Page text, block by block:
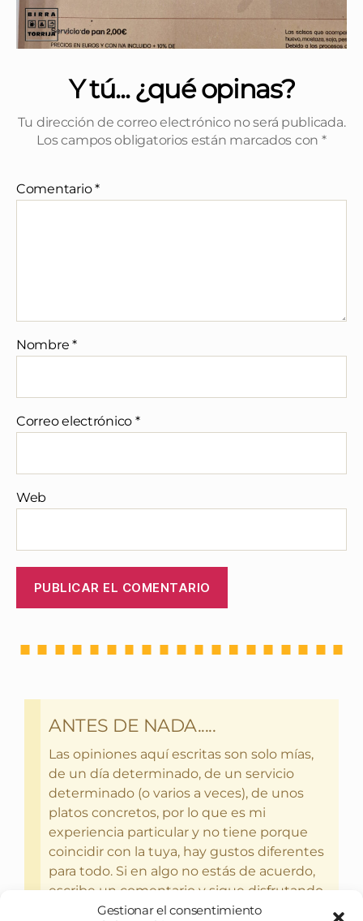
Gestionar el consentimiento
Y tú... ¿qué opinas?
Tu dirección de correo electrónico no será publicada.
Los campos obligatorios están marcados con *
Comentario*
Nombre*
Correo electrónico *
Web
ANTES DE NADA.....
Las opiniones aquí escritas son solo mías,
de un día determinado, de un servicio
determinado (o varios a veces), de unos
platos concretos, por lo que es mi
experiencia particular y no tiene porque
coincidir con la tuya, hay gustos diferentes
para todo. Si en algo no estás de acuerdo,
escribe un comentario y sigue disfrutando
del bebercio y el glotoneo.